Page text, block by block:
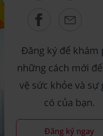
Đăng ký để khám
những cách mới
vệ sức khỏe và sự
có của bạn.
Đăng ký ngay